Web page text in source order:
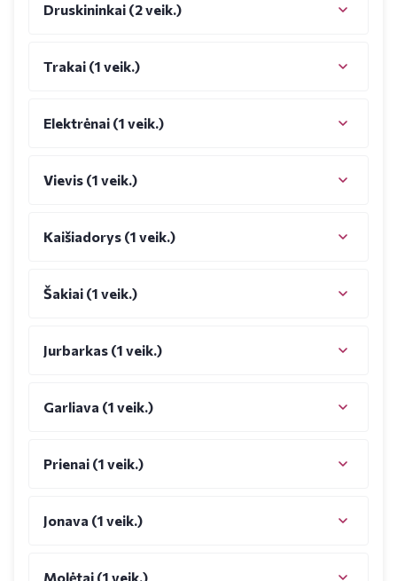
Druskininkai (2 veik.)
Trakai (1 veik.)
Elektrėnai (1 veik.)
Vievis (1 veik.)
Kaišiadorys (1 veik.)
Šakiai (1 veik.)
Jurbarkas (1 veik.)
Garliava (1 veik.)
Prienai (1 veik.)
Jonava (1 veik.)
Molėtai (1 veik.)